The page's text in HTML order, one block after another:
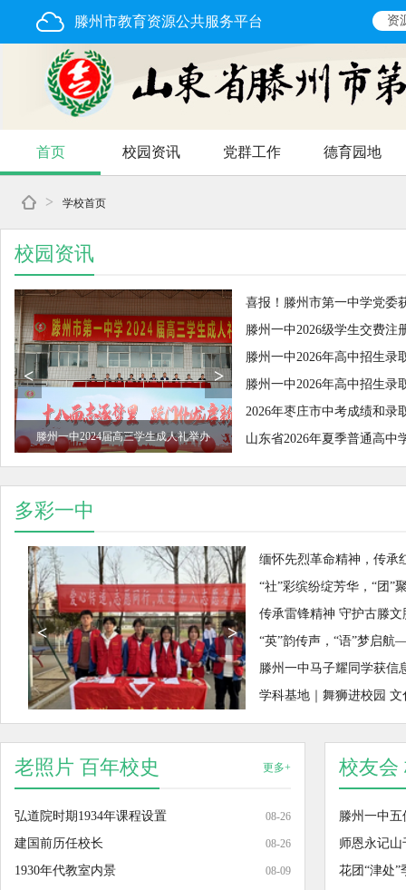
滕州市教育资源公共服务平台 资
首页 校园资讯 党群工作 德育园地
> 学校首页
校园资讯
滕州一中2024届高三学生成人礼举办 滕州一中举办2024年班主任论坛暨
安全管理工作会议
< >
喜报！滕州市第一中学党委
滕州一中2026级学生交费注
滕州一中2026年高中招生录
滕州一中2026年高中招生录
2026年枣庄市中考成绩和录
山东省2026年夏季普通高中
多彩一中
< >
缅怀先烈革命精神，传
“社”彩缤纷绽芳华，“团
传承雷锋精神 守护古滕
“英”韵传声，“语”梦启
滕州一中马子耀同学获信
学科基地｜舞狮进校园 文
老照片 百年校史 更多+
弘道院时期1934年课程设置 08-26
建国前历任校长 08-26
1930年代教室内景 08-09
校友会
滕州一中五
师恩永记
花团“津处”